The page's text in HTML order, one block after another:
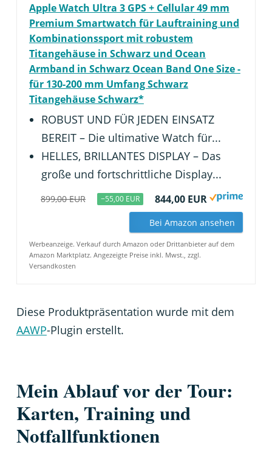
Apple Watch Ultra 3 GPS + Cellular 49 mm
Premium Smartwatch für Lauftraining und
Kombinationssport mit robustem
Titangehäuse in Schwarz und Ocean
Armband in Schwarz Ocean Band One Size -
für 130-200 mm Umfang Schwarz
Titangehäuse Schwarz*
ROBUST UND FÜR JEDEN EINSATZ
BEREIT – Die ultimative Watch für...
HELLES, BRILLANTES DISPLAY – Das
große und fortschrittliche Display...
899,00 EUR −55,00 EUR 844,00 EUR
Bei Amazon ansehen
Werbeanzeige. Verkauf durch Amazon oder Drittanbieter auf dem
Amazon Marktplatz. Angezeigte Preise inkl. Mwst., zzgl.
Versandkosten
Diese Produktpräsentation wurde mit dem
AAWP-Plugin erstellt.
Mein Ablauf vor der Tour:
Karten, Training und
Notfallfunktionen